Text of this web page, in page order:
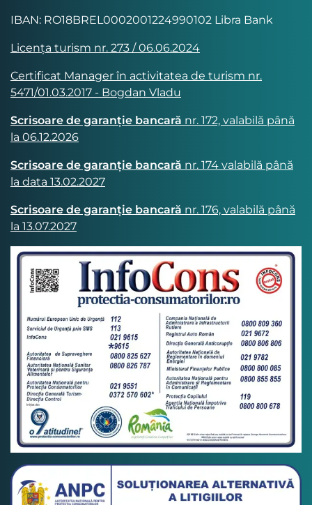
IBAN: RO18BREL0002001224990102 Libra Bank
Licența turism nr. 273 / 06.06.2024
Certificat Manager în activitatea de turism nr.
5471/01.03.2017 - Bogdan Vladu
Scrisoare de garanție bancară nr. 172, valabilă până
la 06.12.2026
Scrisoare de garanție bancară nr. 174 valabilă până
la data 13.02.2027
Scrisoare de garanție bancară nr. 176, valabilă până
la 13.07.2027